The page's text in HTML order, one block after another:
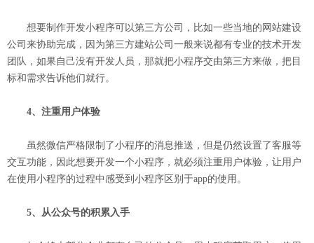
想要制作开发小程序可以第三方公司，比如一些当地的网站建设
公司来协助完成，因为第三方建站公司一般来说都有专业的技术开发
团队，如果自己没有开发人员，那就把小程序交由第三方来做，把目
标和需求告诉他们就行。
4、注重用户体验
虽然微信严格限制了小程序的消息推送，但是仍然设置了客服等
交互功能，因此想要开发一个小程序，就必须注重用户体验，让用户
在使用小程序的过程中感受到小程序区别于app的使用。
5、从公众号的积累入手